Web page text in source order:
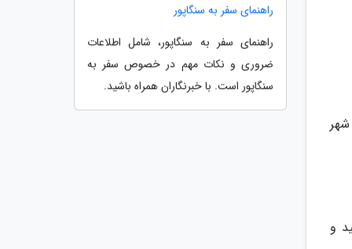
و
راهنمای سفر به سنگاپور
راهنمای سفر به سنگاپور، شامل اطلاعات
ضروری و نکات مهم در خصوص سفر به
سنگاپور است. با خبرنگاران همراه باشید.